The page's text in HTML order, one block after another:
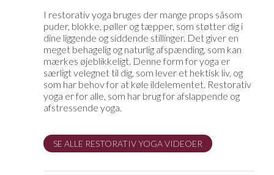
I restorativ yoga bruges der mange props såsom
puder, blokke, pøller og tæpper, som støtter dig i
dine liggende og siddende stillinger. Det giver en
meget behagelig og naturlig afspænding, som kan
mærkes øjeblikkeligt. Denne form for yoga er
særligt velegnet til dig, som lever et hektisk liv, og
som har behov for at køle ildelementet. Restorativ
yoga er for alle, som har brug for afslappende og
afstressende yoga.
SE ALLE RESTORATIV YOGA VIDEOER